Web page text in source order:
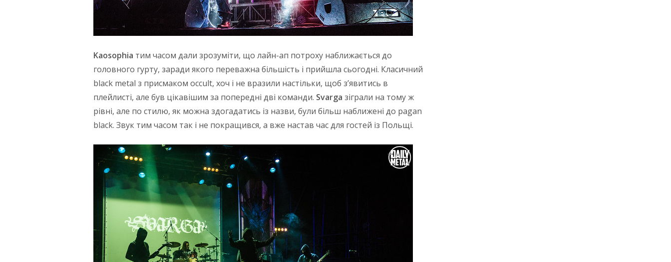
Kaosophia тим часом дали зрозуміти, що лайн-ап потроху наближається до
головного гурту, заради якого переважна більшість і прийшла сьогодні. Класичний
black metal з присмаком occult, хоч і не вразили настільки, щоб з’явитись в
плейлисті, але був цікавішим за попередні дві команди. Svarga зіграли на тому ж
рівні, але по стилю, як можна здогадатись із назви, були більш наближені до pagan
black. Звук тим часом так і не покращився, а вже настав час для гостей із Польщі.